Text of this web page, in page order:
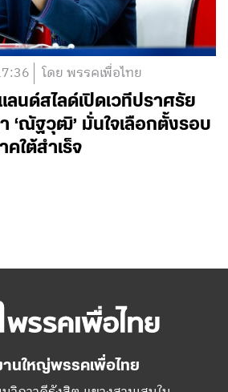
โดย พรรคเพื่อไทย
ลนด์สไลด์เปิดเวทีปราศรัย
‘ณัฐวุฒิ’ มั่นใจเลือกตั้งรอบ
ใต้สำเร็จ
นใหญ่พรรคเพื่อไทย